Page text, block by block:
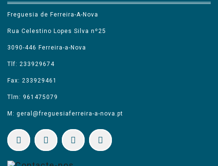
Freguesia de Ferreira-A-Nova
Rua Celestino Lopes Silva nº25
3090-446 Ferreira-a-Nova
Tlf: 233929674
Fax: 233929461
Tlm: 961475079
M: geral@freguesiaferreira-a-nova.pt